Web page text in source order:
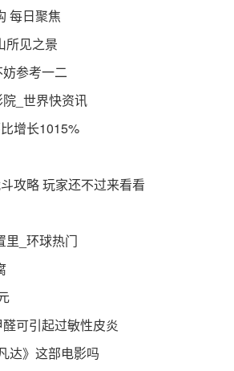
每日聚焦
所见之景
参考一二
_世界快资讯
增长1015%
攻略 玩家还不过来看看
里_环球热门
可引起过敏性皮炎
达》这部电影吗